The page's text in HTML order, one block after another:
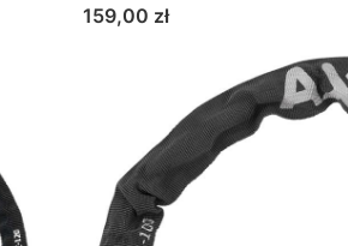
Cena
159,00 zł